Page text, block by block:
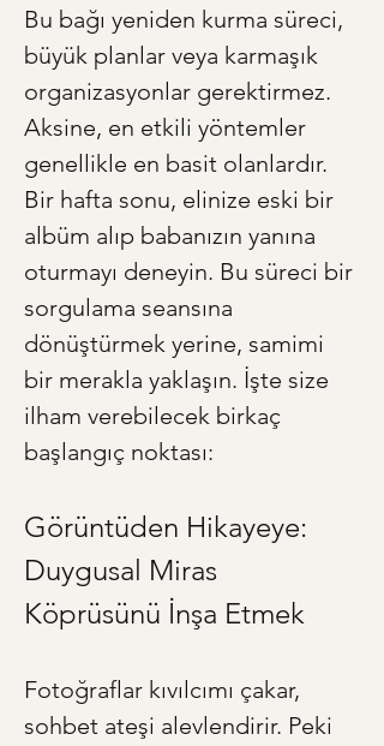
Bu bağı yeniden kurma süreci,
büyük planlar veya karmaşık
organizasyonlar gerektirmez.
Aksine, en etkili yöntemler
genellikle en basit olanlardır.
Bir hafta sonu, elinize eski bir
albüm alıp babanızın yanına
oturmayı deneyin. Bu süreci bir
sorgulama seansına
dönüştürmek yerine, samimi
bir merakla yaklaşın. İşte size
ilham verebilecek birkaç
başlangıç noktası:
Görüntüden Hikayeye:
Duygusal Miras
Köprüsünü İnşa Etmek
Fotoğraflar kıvılcımı çakar,
sohbet ateşi alevlendirir. Peki